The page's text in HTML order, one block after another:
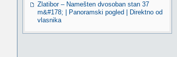
Zlatibor – Namešten dvosoban stan 37
m&#178; | Panoramski pogled | Direktno od
vlasnika